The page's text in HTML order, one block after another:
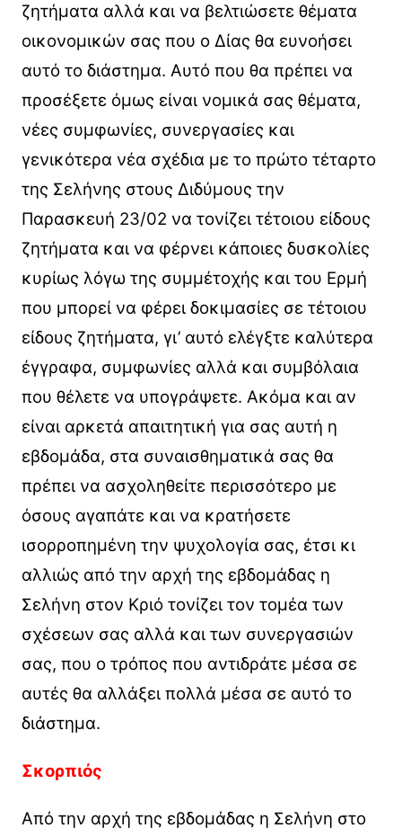
ζητήματα αλλά και να βελτιώσετε θέματα
οικονομικών σας που ο Δίας θα ευνοήσει
αυτό το διάστημα. Αυτό που θα πρέπει να
προσέξετε όμως είναι νομικά σας θέματα,
νέες συμφωνίες, συνεργασίες και
γενικότερα νέα σχέδια με το πρώτο τέταρτο
της Σελήνης στους Διδύμους την
Παρασκευή 23/02 να τονίζει τέτοιου είδους
ζητήματα και να φέρνει κάποιες δυσκολίες
κυρίως λόγω της συμμέτοχής και του Ερμή
που μπορεί να φέρει δοκιμασίες σε τέτοιου
είδους ζητήματα, γι’ αυτό ελέγξτε καλύτερα
έγγραφα, συμφωνίες αλλά και συμβόλαια
που θέλετε να υπογράψετε. Ακόμα και αν
είναι αρκετά απαιτητική για σας αυτή η
εβδομάδα, στα συναισθηματικά σας θα
πρέπει να ασχοληθείτε περισσότερο με
όσους αγαπάτε και να κρατήσετε
ισορροπημένη την ψυχολογία σας, έτσι κι
αλλιώς από την αρχή της εβδομάδας η
Σελήνη στον Κριό τονίζει τον τομέα των
σχέσεων σας αλλά και των συνεργασιών
σας, που ο τρόπος που αντιδράτε μέσα σε
αυτές θα αλλάξει πολλά μέσα σε αυτό το
διάστημα.
Σκορπιός
Από την αρχή της εβδομάδας η Σελήνη στο